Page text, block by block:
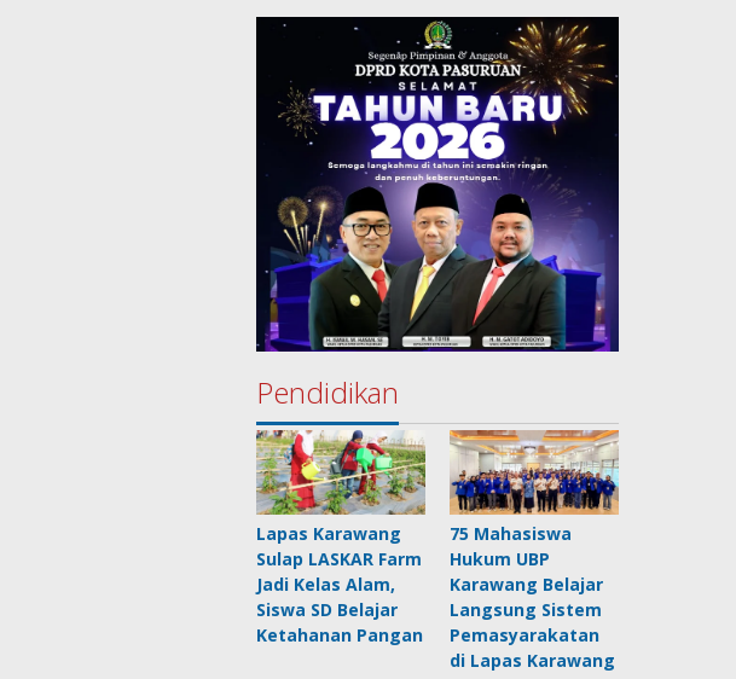
Pendidikan
Lapas Karawang
Sulap LASKAR Farm
Jadi Kelas Alam,
Siswa SD Belajar
Ketahanan Pangan
75 Mahasiswa
Hukum UBP
Karawang Belajar
Langsung Sistem
Pemasyarakatan
di Lapas Karawang